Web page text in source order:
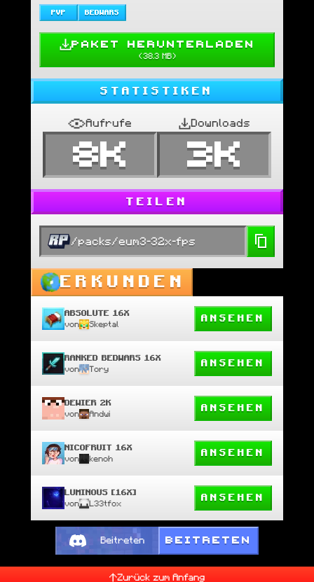
PVP BEDWARS
PAKET HERUNTERLADEN
(38.3 MB)
STATISTIKEN
Aufrufe
8K
Downloads
3K
TEILEN
/packs/eum3-32x-fps
ERKUNDEN
ABSOLUTE 16X
von Skeptal
ANSEHEN
RANKED BEDWARS 16X
von Tory
ANSEHEN
DEWIER 2K
von Andwi
ANSEHEN
NICOFRUIT 16X
von kenoh
ANSEHEN
LUMINOUS [16X]
von L33tfox
ANSEHEN
Beitreten BEITRETEN
Zurück zum Anfang